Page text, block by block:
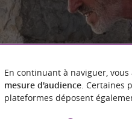
En continuant à naviguer,
mesure d'audience. Certaines
plateformes déposent